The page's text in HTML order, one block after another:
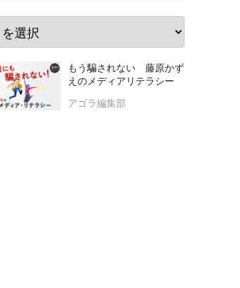
もう騙されない 藤原かず
えのメディアリテラシー
アゴラ編集部